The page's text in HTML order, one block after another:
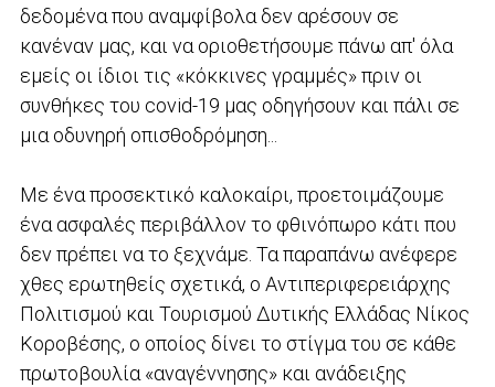
δεδομένα που αναμφίβολα δεν αρέσουν σε
κανέναν μας, και να οριοθετήσουμε πάνω απ' όλα
εμείς οι ίδιοι τις «κόκκινες γραμμές» πριν οι
συνθήκες του covid-19 μας οδηγήσουν και πάλι σε
μια οδυνηρή οπισθοδρόμηση...
Με ένα προσεκτικό καλοκαίρι, προετοιμάζουμε
ένα ασφαλές περιβάλλον το φθινόπωρο κάτι που
δεν πρέπει να το ξεχνάμε. Τα παραπάνω ανέφερε
χθες ερωτηθείς σχετικά, ο Αντιπεριφερειάρχης
Πολιτισμού και Τουρισμού Δυτικής Ελλάδας Νίκος
Κοροβέσης, ο οποίος δίνει το στίγμα του σε κάθε
πρωτοβουλία «αναγέννησης» και ανάδειξης